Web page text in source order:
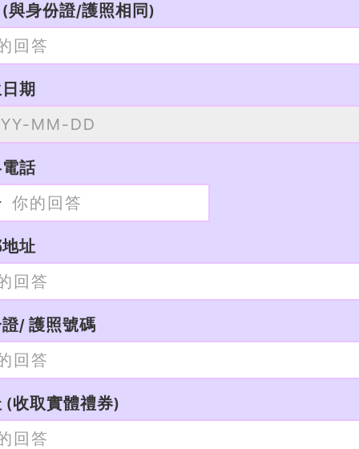
與身份證/護照相同)
期
話
址
/ 護照號碼
(收取實體禮券)